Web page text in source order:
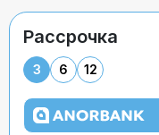
Рассрочка
3 6 12